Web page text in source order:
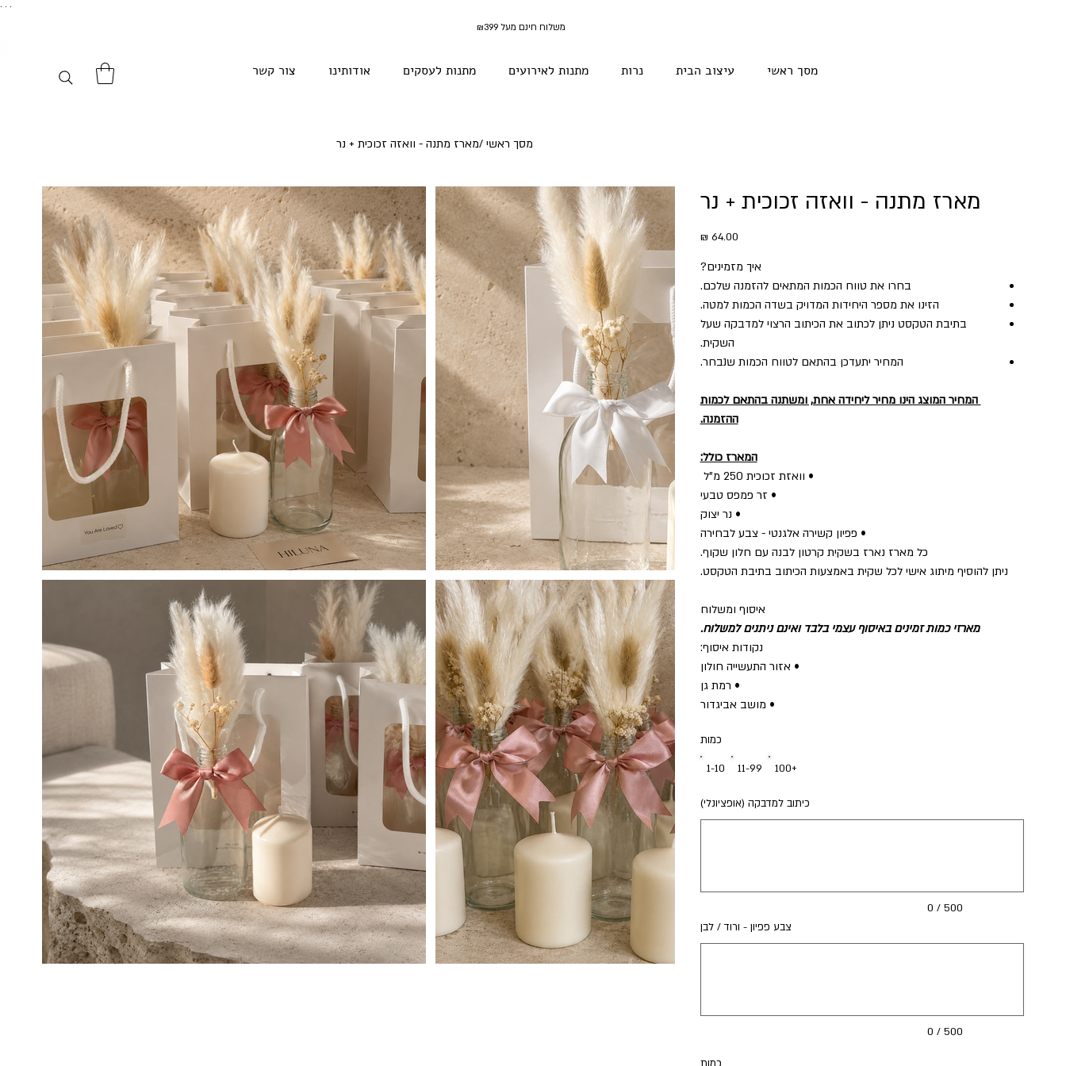
מסך ראשי עיצוב הבית נרות מתנות לאירועים מתנות לעסקים אודותינו צור קשר
מסך ראשי /מארז מתנה - וואזה זכוכית + נר
מארז מתנה - וואזה זכוכית + נר
איך מזמינים?
בחרו את טווח הכמות המתאים להזמנה שלכם.
הזינו את מספר היחידות המדויק בשדה הכמות למטה.
בתיבת הטקסט ניתן לכתוב את הכיתוב הרצוי למדבקה שעל
השקית.
המחיר יתעדכן בהתאם לטווח הכמות שנבחר.
המחיר המוצג הינו מחיר ליחידה אחת, ומשתנה בהתאם לכמות
ההזמנה.
המארז כולל:
• וואזת זכוכית 250 מ"ל
• זר פמפס טבעי
• נר יצוק
• פפיון קשירה אלגנטי - צבע לבחירה
כל מארז נארז בשקית קרטון לבנה עם חלון שקוף.
ניתן להוסיף מיתוג אישי לכל שקית באמצעות הכיתוב בתיבת הטקסט.
איסוף ומשלוח
מארזי כמות זמינים באיסוף עצמי בלבד ואינם ניתנים למשלוח.
נקודות איסוף:
• אזור התעשייה חולון
• רמת גן
• מושב אביגדור
1-10 11-99 100+
כמות
כיתוב למדבקה (אופציונלי)
0 / 500
צבע פפיון - ורוד / לבן
0 / 500